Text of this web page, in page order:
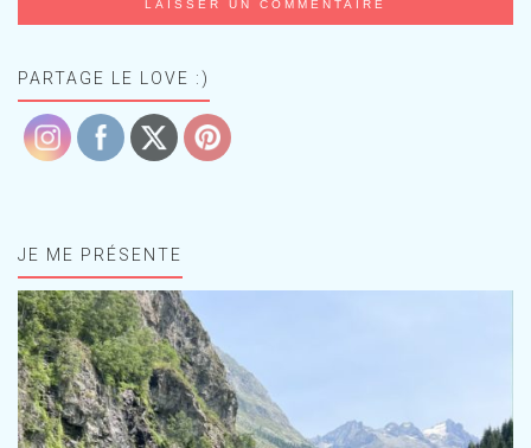
PARTAGE LE LOVE :)
JE ME PRÉSENTE